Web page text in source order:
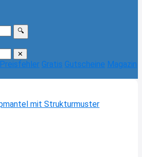
🔍
✕
Preisfehler Gratis Gutscheine Magazin